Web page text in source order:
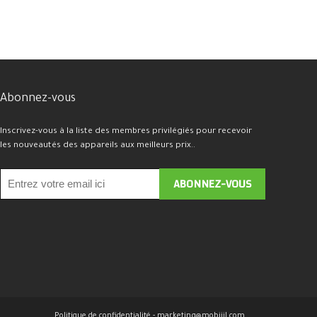
Abonnez-vous
Inscrivez-vous à la liste des membres privilégiés pour recevoir
les nouveautés des appareils aux meilleurs prix..